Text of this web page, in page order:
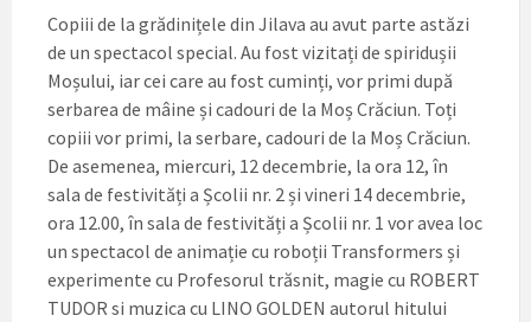
Copiii de la grădinițele din Jilava au avut parte astăzi
de un spectacol special. Au fost vizitați de spiridușii
Moșului, iar cei care au fost cuminți, vor primi după
serbarea de mâine și cadouri de la Moș Crăciun. Toți
copiii vor primi, la serbare, cadouri de la Moș Crăciun.
De asemenea, miercuri, 12 decembrie, la ora 12, în
sala de festivități a Școlii nr. 2 și vineri 14 decembrie,
ora 12.00, în sala de festivități a Școlii nr. 1 vor avea loc
un spectacol de animație cu roboții Transformers și
experimente cu Profesorul trăsnit, magie cu ROBERT
TUDOR si muzica cu LINO GOLDEN autorul hitului